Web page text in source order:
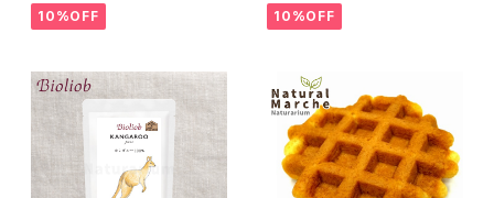
10%OFF 10%OFF